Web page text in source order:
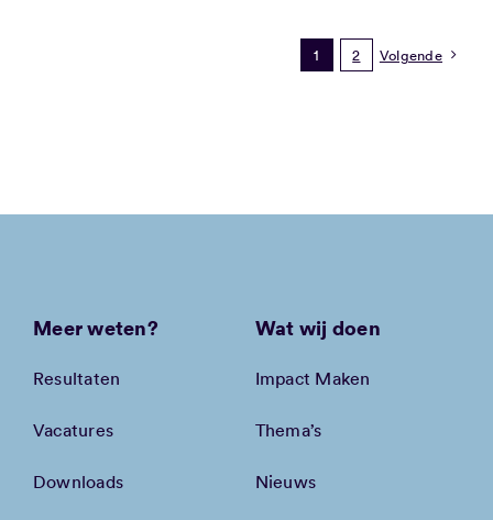
1 2 Volgende
Meer weten?
Resultaten
Vacatures
Downloads
Wat wij doen
Impact Maken
Thema’s
Nieuws